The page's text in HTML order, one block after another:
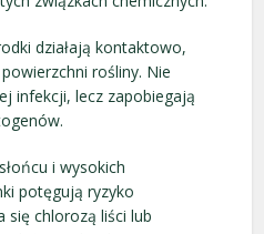
działają kontaktowo,
rośliny. Nie
infekcji, lecz zapobiegają
i wysokich
potęgują ryzyko
chlorozą liści lub